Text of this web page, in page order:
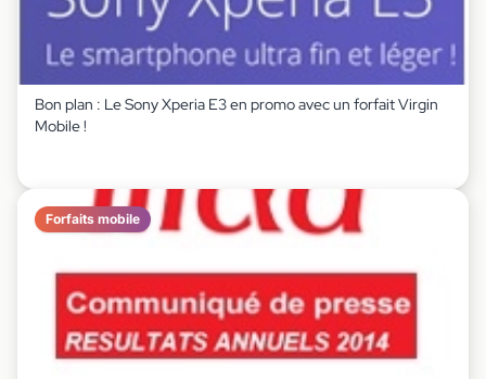
Bon plan : Le Sony Xperia E3 en promo avec un forfait Virgin
Mobile !
Forfaits mobile